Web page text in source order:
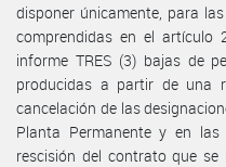
disponer únicamente, para
comprendidas en el artículo
informe TRES (3) bajas de
producidas a partir de una
cancelación de las
Planta Permanente y en
rescisión del contrato que